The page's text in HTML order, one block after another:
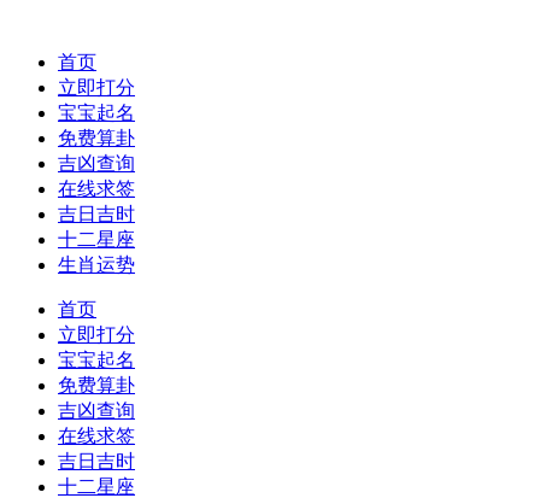
首页
立即打分
宝宝起名
免费算卦
吉凶查询
在线求签
吉日吉时
十二星座
生肖运势
首页
立即打分
宝宝起名
免费算卦
吉凶查询
在线求签
吉日吉时
十二星座